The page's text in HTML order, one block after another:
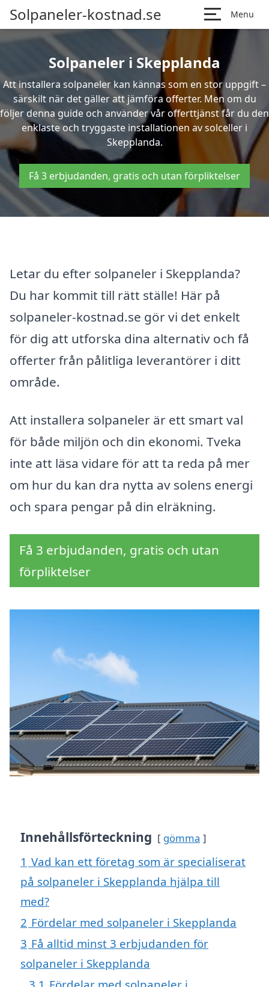
Solpaneler-kostnad.se Menu
Solpaneler i Skepplanda
Att installera solpaneler kan kännas som en stor uppgift –
särskilt när det gäller att jämföra offerter. Men om du
följer denna guide och använder vår offerttjänst får du den
enklaste och tryggaste installationen av solceller i
Skepplanda.
Få 3 erbjudanden, gratis och utan förpliktelser
Letar du efter solpaneler i Skepplanda?
Du har kommit till rätt ställe! Här på
solpaneler-kostnad.se gör vi det enkelt
för dig att utforska dina alternativ och få
offerter från pålitliga leverantörer i ditt
område.
Att installera solpaneler är ett smart val
för både miljön och din ekonomi. Tveka
inte att läsa vidare för att ta reda på mer
om hur du kan dra nytta av solens energi
och spara pengar på din elräkning.
Få 3 erbjudanden, gratis och utan
förpliktelser
Innehållsförteckning gömma
1 Vad kan ett företag som är specialiserat
på solpaneler i Skepplanda hjälpa till
med?
2 Fördelar med solpaneler i Skepplanda
3 Få alltid minst 3 erbjudanden för
solpaneler i Skepplanda